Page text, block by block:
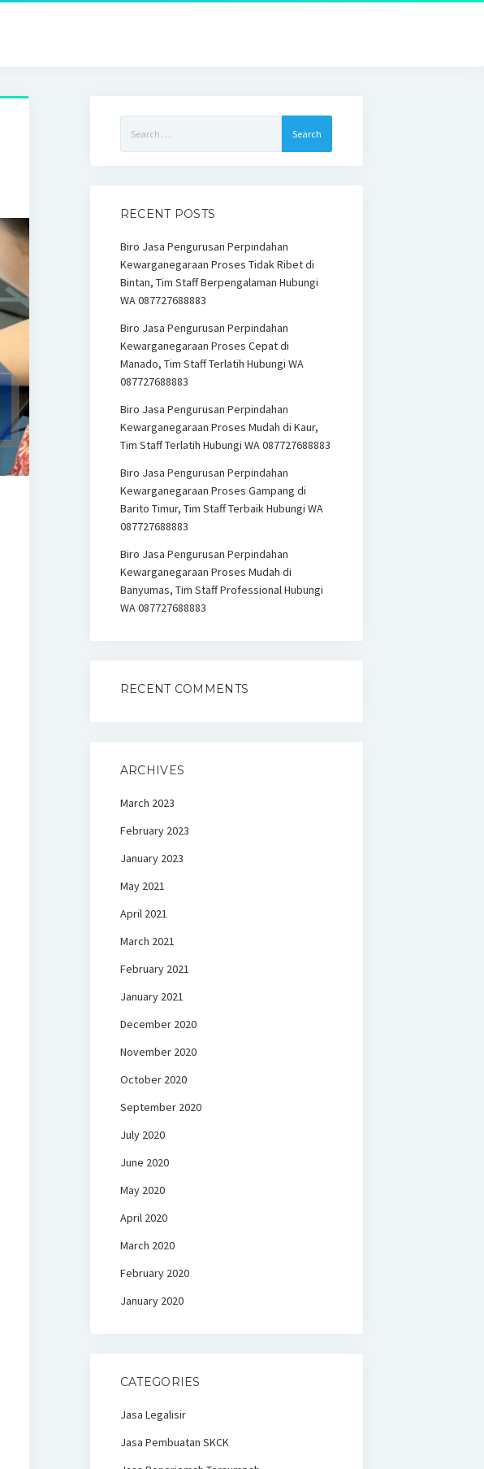
for:
RECENT POSTS
Biro Jasa Pengurusan Perpindahan
Kewarganegaraan Proses Tidak Ribet di
Bintan, Tim Staff Berpengalaman Hubungi
WA 087727688883
Biro Jasa Pengurusan Perpindahan
Kewarganegaraan Proses Cepat di
Manado, Tim Staff Terlatih Hubungi WA
087727688883
Biro Jasa Pengurusan Perpindahan
Kewarganegaraan Proses Mudah di Kaur,
Tim Staff Terlatih Hubungi WA 087727688883
Biro Jasa Pengurusan Perpindahan
Kewarganegaraan Proses Gampang di
Barito Timur, Tim Staff Terbaik Hubungi WA
087727688883
Biro Jasa Pengurusan Perpindahan
Kewarganegaraan Proses Mudah di
Banyumas, Tim Staff Professional Hubungi
WA 087727688883
RECENT COMMENTS
ARCHIVES
March 2023
February 2023
January 2023
May 2021
April 2021
March 2021
February 2021
January 2021
December 2020
November 2020
October 2020
September 2020
July 2020
June 2020
May 2020
April 2020
March 2020
February 2020
January 2020
CATEGORIES
Jasa Legalisir
Jasa Pembuatan SKCK